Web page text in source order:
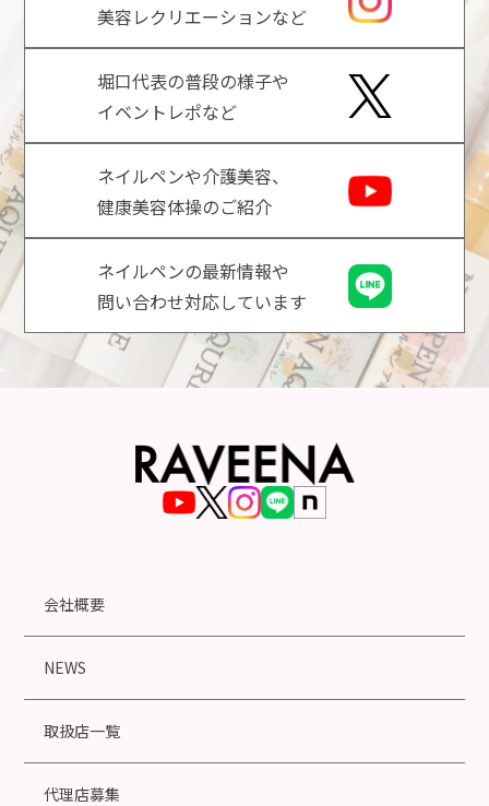
美容レクリエーションなど
堀口代表の普段の様子や
イベントレポなど
ネイルペンや介護美容、
健康美容体操のご紹介
ネイルペンの最新情報や
問い合わせ対応しています
会社概要
NEWS
取扱店一覧
代理店募集